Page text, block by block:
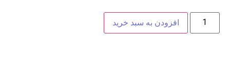
افزودن به سبد خرید